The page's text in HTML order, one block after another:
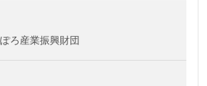
ろ産業振興財団